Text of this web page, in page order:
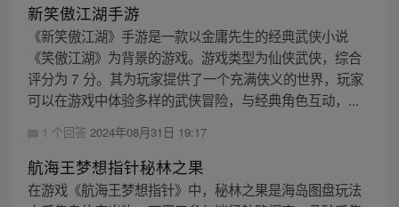
新笑傲江湖手游
《新笑傲江湖》手游是一款以金庸先生的经典武侠小说
《笑傲江湖》为背景的游戏。游戏类型为仙侠武侠，综合
评分为 7 分。其为玩家提供了一个充满侠义的世界，玩家
可以在游戏中体验多样的武侠冒险，与经典角色互动，...
1 个回答 2024年08月31日 19:17
航海王梦想指针秘林之果
在游戏《航海王梦想指针》中，秘林之果是海岛图盘玩法